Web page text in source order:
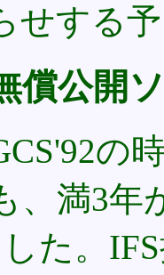
せする
償公開
の
、満3年
た。